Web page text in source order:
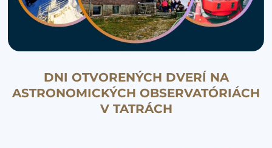
DNI OTVORENÝCH DVERÍ NA
ASTRONOMICKÝCH OBSERVATÓRIÁCH
V TATRÁCH